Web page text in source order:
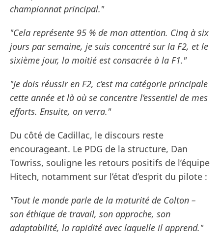
championnat principal."
"Cela représente 95 % de mon attention. Cinq à six
jours par semaine, je suis concentré sur la F2, et le
sixième jour, la moitié est consacrée à la F1."
"Je dois réussir en F2, c’est ma catégorie principale
cette année et là où se concentre l’essentiel de mes
efforts. Ensuite, on verra."
Du côté de Cadillac, le discours reste
encourageant. Le PDG de la structure, Dan
Towriss, souligne les retours positifs de l’équipe
Hitech, notamment sur l’état d’esprit du pilote :
"Tout le monde parle de la maturité de Colton –
son éthique de travail, son approche, son
adaptabilité, la rapidité avec laquelle il apprend."